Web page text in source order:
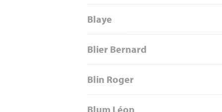
Blaye
Blier Bernard
Blin Roger
Blum Léon